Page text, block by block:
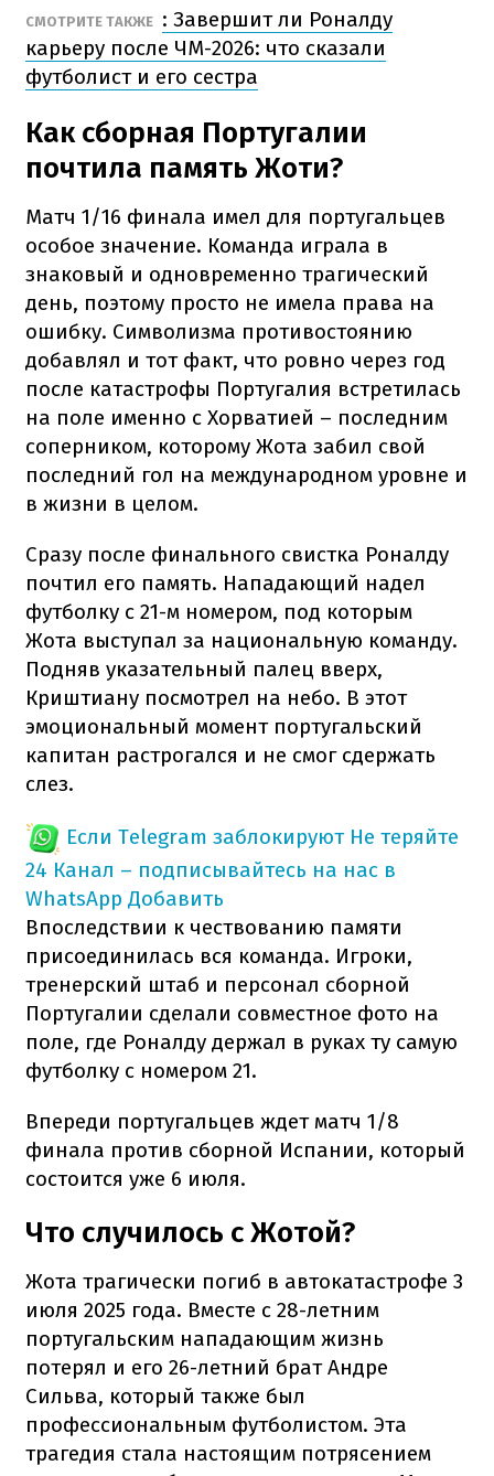
СМОТРИТЕ ТАКЖЕ : Завершит ли Роналду
карьеру после ЧМ-2026: что сказали
футболист и его сестра
Как сборная Португалии
почтила память Жоти?
Матч 1/16 финала имел для португальцев
особое значение. Команда играла в
знаковый и одновременно трагический
день, поэтому просто не имела права на
ошибку. Символизма противостоянию
добавлял и тот факт, что ровно через год
после катастрофы Португалия встретилась
на поле именно с Хорватией – последним
соперником, которому Жота забил свой
последний гол на международном уровне и
в жизни в целом.
Сразу после финального свистка Роналду
почтил его память. Нападающий надел
футболку с 21-м номером, под которым
Жота выступал за национальную команду.
Подняв указательный палец вверх,
Криштиану посмотрел на небо. В этот
эмоциональный момент португальский
капитан растрогался и не смог сдержать
слез.
Если Telegram заблокируют Не теряйте
24 Канал – подписывайтесь на нас в
WhatsApp Добавить
Впоследствии к чествованию памяти
присоединилась вся команда. Игроки,
тренерский штаб и персонал сборной
Португалии сделали совместное фото на
поле, где Роналду держал в руках ту самую
футболку с номером 21.
Впереди португальцев ждет матч 1/8
финала против сборной Испании, который
состоится уже 6 июля.
Что случилось с Жотой?
Жота трагически погиб в автокатастрофе 3
июля 2025 года. Вместе с 28-летним
португальским нападающим жизнь
потерял и его 26-летний брат Андре
Сильва, который также был
профессиональным футболистом. Эта
трагедия стала настоящим потрясением